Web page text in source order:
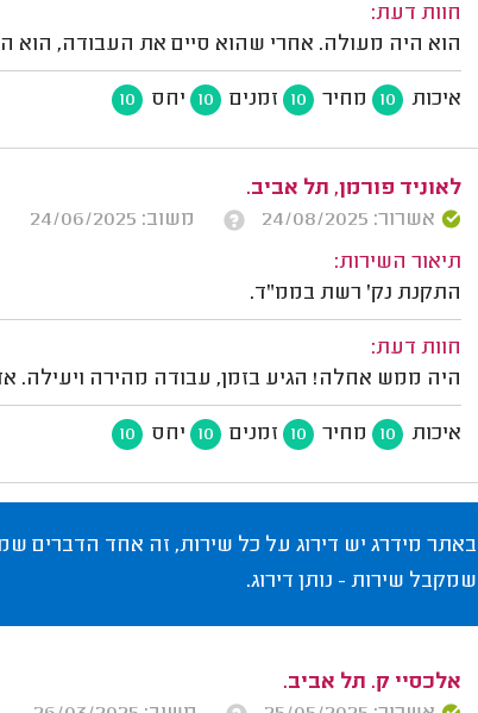
חוות דעת:
הוא היה מעולה. אחרי שהוא סיים את העבודה, הוא
איכות 10 מחיר 10 זמנים 10 יחס 10
לאוניד פורמן, תל אביב.
אשרור: 24/08/2025
משוב: 24/06/2025
תיאור השירות:
התקנת נק' רשת בממ"ד.
חוות דעת:
היה ממש אחלה! הגיע בזמן, עבודה מהירה ויעילה.
איכות 10 מחיר 10 זמנים 10 יחס 10
באתר מידרג יש דירוג על כל שירות, זה אחד הדברים
שמקבל שירות - נותן דירוג.
אלכסיי ק. תל אביב.